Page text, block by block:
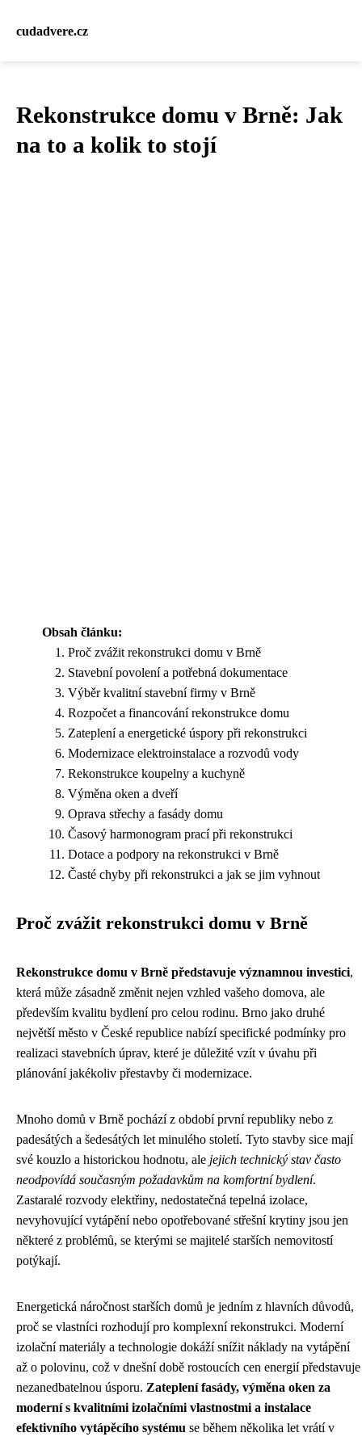
cudadvere.cz
Rekonstrukce domu v Brně: Jak
na to a kolik to stojí
Obsah článku:
Proč zvážit rekonstrukci domu v Brně
Stavební povolení a potřebná dokumentace
Výběr kvalitní stavební firmy v Brně
Rozpočet a financování rekonstrukce domu
Zateplení a energetické úspory při rekonstrukci
Modernizace elektroinstalace a rozvodů vody
Rekonstrukce koupelny a kuchyně
Výměna oken a dveří
Oprava střechy a fasády domu
Časový harmonogram prací při rekonstrukci
Dotace a podpory na rekonstrukci v Brně
Časté chyby při rekonstrukci a jak se jim vyhnout
Proč zvážit rekonstrukci domu v Brně
Rekonstrukce domu v Brně představuje významnou investici,
která může zásadně změnit nejen vzhled vašeho domova, ale
především kvalitu bydlení pro celou rodinu. Brno jako druhé
největší město v České republice nabízí specifické podmínky pro
realizaci stavebních úprav, které je důležité vzít v úvahu při
plánování jakékoliv přestavby či modernizace.
Mnoho domů v Brně pochází z období první republiky nebo z
padesátých a šedesátých let minulého století. Tyto stavby sice mají
své kouzlo a historickou hodnotu, ale jejich technický stav často
neodpovídá současným požadavkům na komfortní bydlení.
Zastaralé rozvody elektřiny, nedostatečná tepelná izolace,
nevyhovující vytápění nebo opotřebované střešní krytiny jsou jen
některé z problémů, se kterými se majitelé starších nemovitostí
potýkají.
Energetická náročnost starších domů je jedním z hlavních důvodů,
proč se vlastníci rozhodují pro komplexní rekonstrukci. Moderní
izolační materiály a technologie dokáží snížit náklady na vytápění
až o polovinu, což v dnešní době rostoucích cen energií představuje
nezanedbatelnou úsporu. Zateplení fasády, výměna oken za
moderní s kvalitními izolačními vlastnostmi a instalace
efektivního vytápěcího systému se během několika let vrátí v